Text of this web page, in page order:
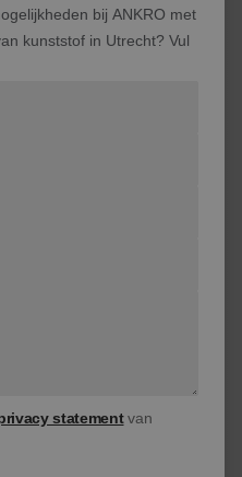
bij ANKRO met
kunststof in Utrecht? Vul
statementvan